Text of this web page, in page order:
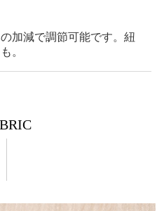
加減で調節可能です。紐
。